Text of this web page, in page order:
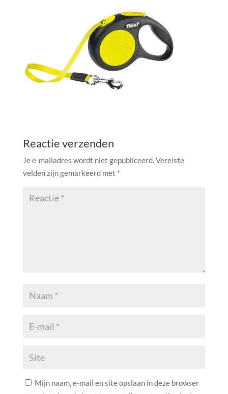
Reactie verzenden
Je e-mailadres wordt niet gepubliceerd.Vereiste
velden zijn gemarkeerd met *
Mijn naam, e-mail en site opslaan in deze browser